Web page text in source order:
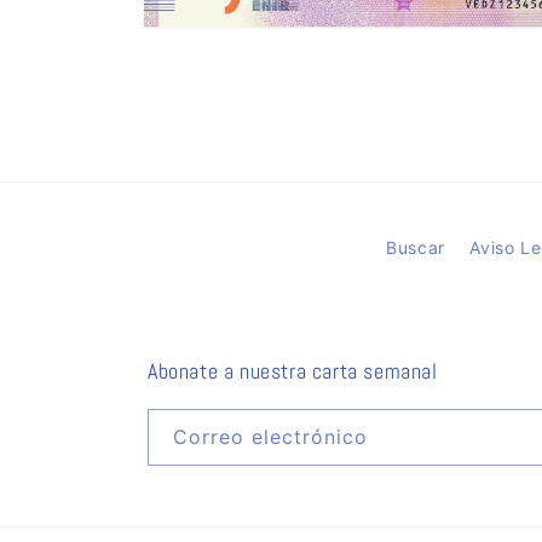
Buscar Aviso
Abonate a nuestra carta semanal
Correo electrónico